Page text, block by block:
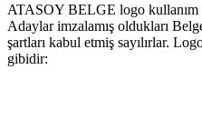
ATASOY BELGE logo kullanım
Adaylar imzalamış oldukları
şartları kabul etmiş sayılırlar.
gibidir: